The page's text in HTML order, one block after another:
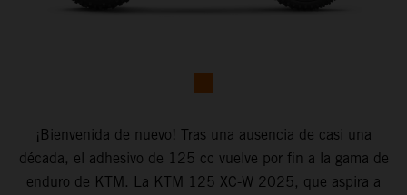
¡Bienvenida de nuevo! Tras una ausencia de casi una
década, el adhesivo de 125 cc vuelve por fin a la gama de
enduro de KTM. La KTM 125 XC-W 2025, que aspira a